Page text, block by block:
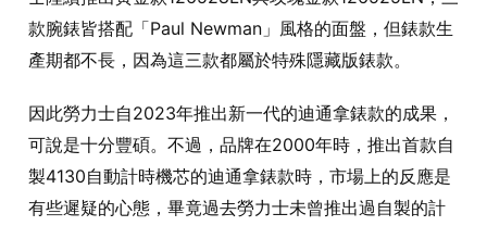
款腕錶皆搭配「Paul Newman」風格的面盤，但錶款生
產期都不長，因為這三款都屬於特殊隱藏版錶款。
因此勞力士自2023年推出新一代的迪通拿錶款的成果，
可說是十分豐碩。不過，品牌在2000年時，推出首款自
製4130自動計時機芯的迪通拿錶款時，市場上的反應是
有些遲疑的心態，畢竟過去勞力士未曾推出過自製的計